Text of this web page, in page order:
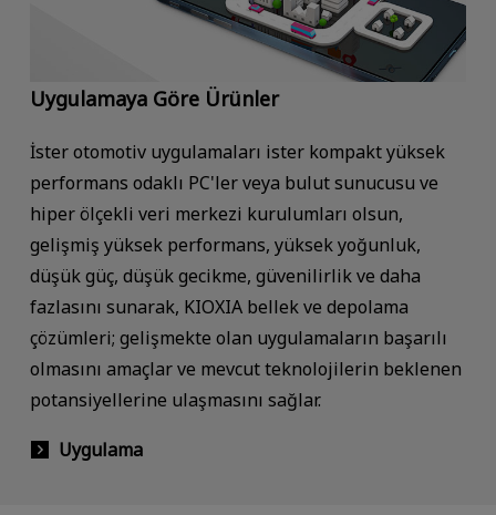
Uygulamaya Göre Ürünler
İster otomotiv uygulamaları ister kompakt yüksek
performans odaklı PC'ler veya bulut sunucusu ve
hiper ölçekli veri merkezi kurulumları olsun,
gelişmiş yüksek performans, yüksek yoğunluk,
düşük güç, düşük gecikme, güvenilirlik ve daha
fazlasını sunarak, KIOXIA bellek ve depolama
çözümleri; gelişmekte olan uygulamaların başarılı
olmasını amaçlar ve mevcut teknolojilerin beklenen
potansiyellerine ulaşmasını sağlar.
Uygulama